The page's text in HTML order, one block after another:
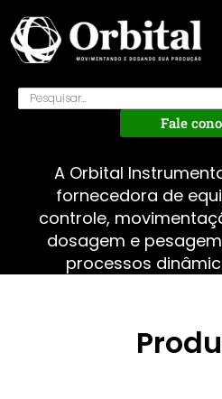
Fale
A Orbital
fornecedora de
controle,
dosagem e
processos